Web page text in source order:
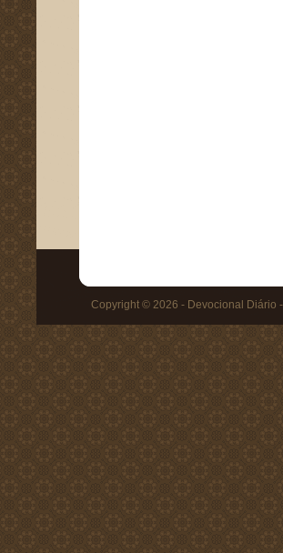
Copyright © 2026 - Devocional Diário